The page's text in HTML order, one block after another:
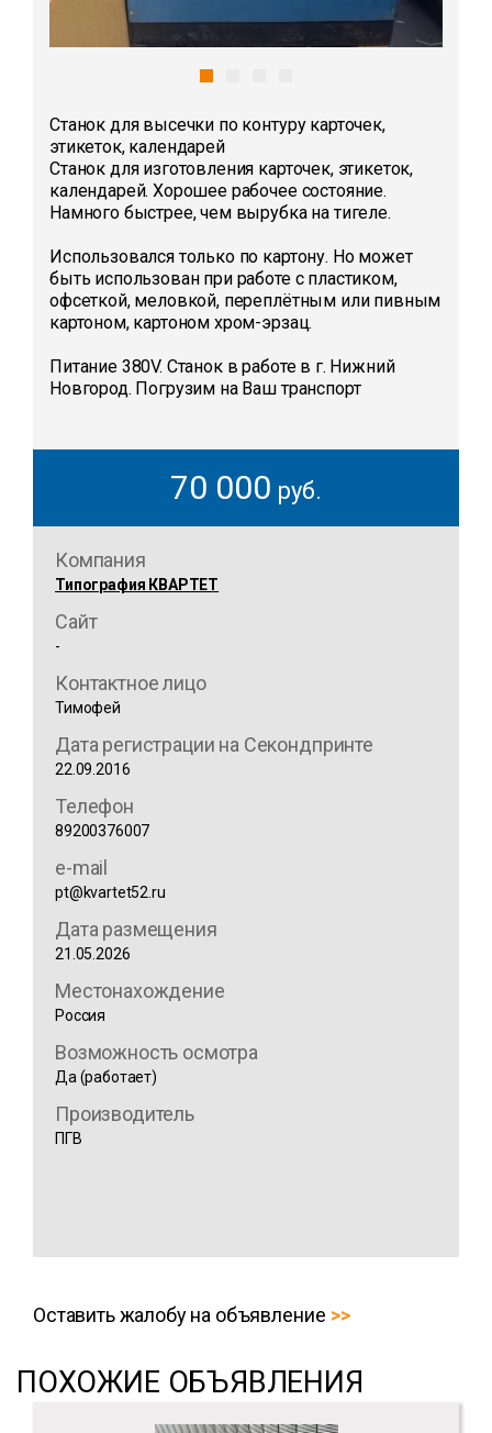
Станок для высечки по контуру карточек,
этикеток, календарей
Станок для изготовления карточек, этикеток,
календарей. Хорошее рабочее состояние.
Намного быстрее, чем вырубка на тигеле.
Использовался только по картону. Но может
быть использован при работе с пластиком,
офсеткой, меловкой, переплётным или пивным
картоном, картоном хром-эрзац.
Питание 380V. Станок в работе в г. Нижний
Новгород. Погрузим на Ваш транспорт
70 000 руб.
Компания
Типография КВАРТЕТ
Сайт
-
Контактное лицо
Тимофей
Дата регистрации на Секондпринте
22.09.2016
Телефон
89200376007
e-mail
pt@kvartet52.ru
Дата размещения
21.05.2026
Местонахождение
Россия
Возможность осмотра
Да (работает)
Производитель
ПГВ
Оставить жалобу на объявление
ПОХОЖИЕ ОБЪЯВЛЕНИЯ